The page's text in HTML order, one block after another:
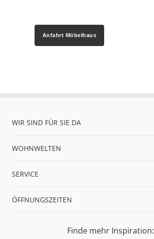
Anfahrt Möbelhaus
WIR SIND FÜR SIE DA
WOHNWELTEN
SERVICE
ÖFFNUNGSZEITEN
Finde mehr Inspiration: